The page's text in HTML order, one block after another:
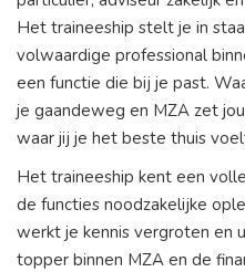
Het traineeship stelt je in
volwaardige professional
een functie die bij je past.
je gaandeweg en MZA zet
waar jij je het beste thuis
Het traineeship kent een
de functies noodzakelijke
werkt je kennis vergroten en
topper binnen MZA en de